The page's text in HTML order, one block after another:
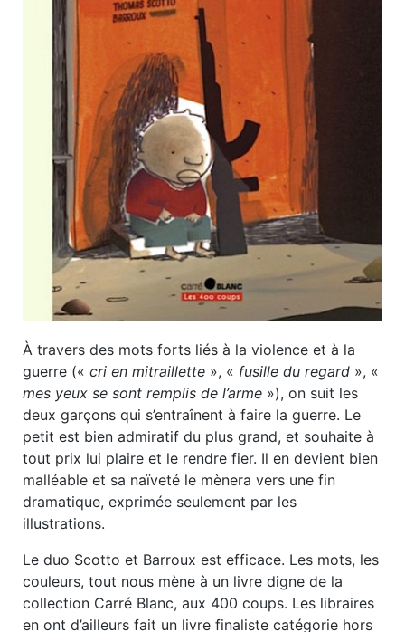
À travers des mots forts liés à la violence et à la
guerre (« cri en mitraillette », « fusille du regard », «
mes yeux se sont remplis de l’arme »), on suit les
deux garçons qui s’entraînent à faire la guerre. Le
petit est bien admiratif du plus grand, et souhaite à
tout prix lui plaire et le rendre fier. Il en devient bien
malléable et sa naïveté le mènera vers une fin
dramatique, exprimée seulement par les
illustrations.
Le duo Scotto et Barroux est efficace. Les mots, les
couleurs, tout nous mène à un livre digne de la
collection Carré Blanc, aux 400 coups. Les libraires
en ont d’ailleurs fait un livre finaliste catégorie hors